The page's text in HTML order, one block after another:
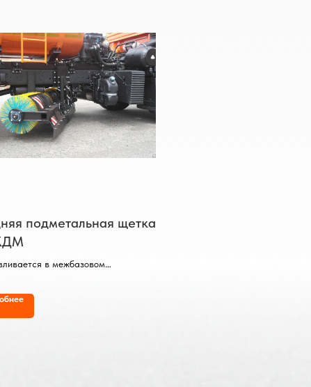
подметальная щетка
в межбазовом
полоса - 2,5 метра.
ворса – 0,55 метра.